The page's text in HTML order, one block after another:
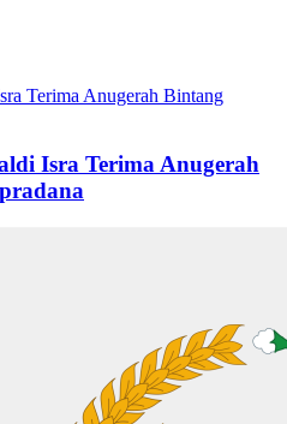
Isra Terima Anugerah